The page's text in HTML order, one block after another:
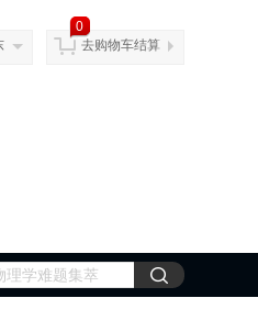
0
去购物车结算